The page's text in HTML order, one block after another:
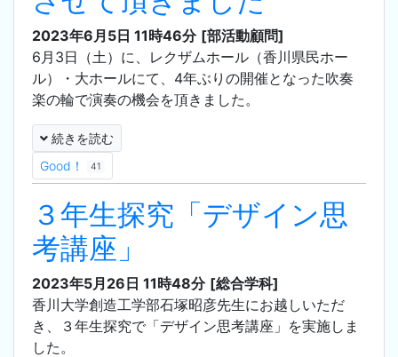
2023年6月5日 11時46分 [部活動顧問]
6月3日（土）に、レクザムホール（香川県民ホー
ル）・大ホールにて、4年ぶりの開催となった吹奏
楽の輪で演奏の機会を頂きました。
続きを読む
Good！
41
３年生探究「デザイン思
考講座」
2023年5月26日 11時48分 [総合学科]
香川大学創造工学部石塚昭彦先生にお越しいただ
き、３年生探究で「デザイン思考講座」を実施しま
した。